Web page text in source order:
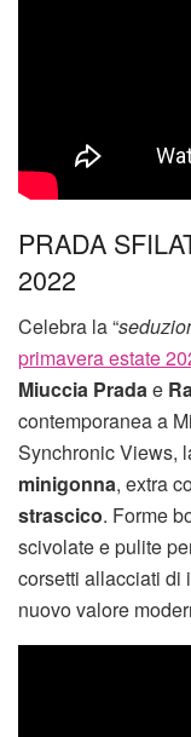
PRADA
2022
Celebra la “
primavera estate
Miuccia Pradae
contemporanea a
Synchronic Views,
minigonna, extra
strascico. Forme
scivolate e pulite
corsetti allacciati di
nuovo valore